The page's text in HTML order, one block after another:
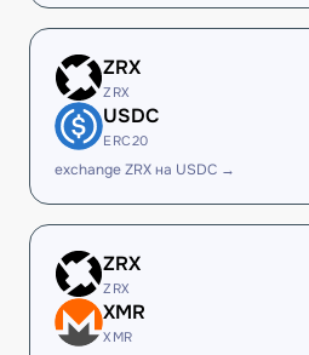
ZRX
ZRX
USDC
ERC20
exchange ZRX на USDC →
ZRX
ZRX
XMR
XMR